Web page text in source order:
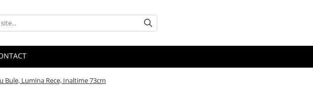
Bule, Lumina Rece, Inaltime 73cm